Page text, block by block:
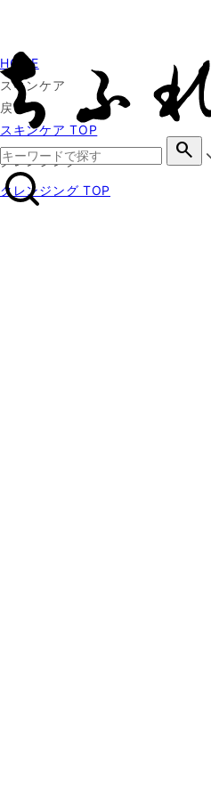
search
HOME
スキンケア
戻る
スキンケア TOP
クレンジング
クレンジング TOP